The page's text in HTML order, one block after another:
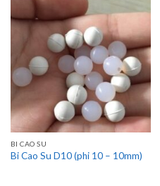
BI CAO SU
Bi Cao Su D10 (phi 10 – 10mm)